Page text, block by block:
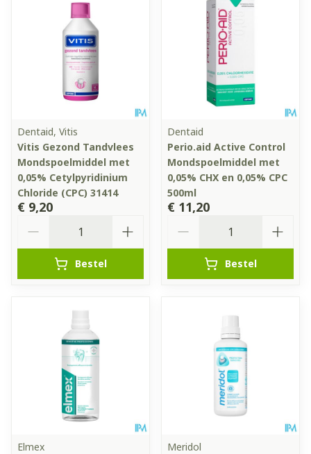
Dentaid, Vitis
Vitis Gezond Tandvlees
Mondspoelmiddel met
0,05% Cetylpyridinium
Chloride (CPC) 31414
€ 9,20
Bestel
Dentaid
Perio.aid Active Control
Mondspoelmiddel met
0,05% CHX en 0,05% CPC
500ml
€ 11,20
Bestel
Elmex
Meridol